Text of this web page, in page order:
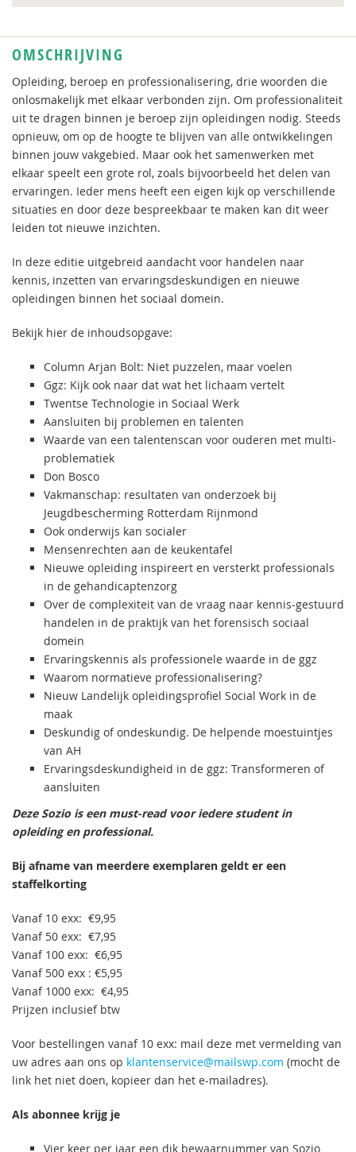
OMSCHRIJVING
Opleiding, beroep en professionalisering, drie woorden die
onlosmakelijk met elkaar verbonden zijn. Om professionaliteit
uit te dragen binnen je beroep zijn opleidingen nodig. Steeds
opnieuw, om op de hoogte te blijven van alle ontwikkelingen
binnen jouw vakgebied. Maar ook het samenwerken met
elkaar speelt een grote rol, zoals bijvoorbeeld het delen van
ervaringen. Ieder mens heeft een eigen kijk op verschillende
situaties en door deze bespreekbaar te maken kan dit weer
leiden tot nieuwe inzichten.
In deze editie uitgebreid aandacht voor handelen naar
kennis, inzetten van ervaringsdeskundigen en nieuwe
opleidingen binnen het sociaal domein.
Bekijk hier de inhoudsopgave:
Column Arjan Bolt: Niet puzzelen, maar voelen
Ggz: Kijk ook naar dat wat het lichaam vertelt
Twentse Technologie in Sociaal Werk
Aansluiten bij problemen en talenten
Waarde van een talentenscan voor ouderen met multi-
problematiek
Don Bosco
Vakmanschap: resultaten van onderzoek bij
Jeugdbescherming Rotterdam Rijnmond
Ook onderwijs kan socialer
Mensenrechten aan de keukentafel
Nieuwe opleiding inspireert en versterkt professionals
in de gehandicaptenzorg
Over de complexiteit van de vraag naar kennis-gestuurd
handelen in de praktijk van het forensisch sociaal
domein
Ervaringskennis als professionele waarde in de ggz
Waarom normatieve professionalisering?
Nieuw Landelijk opleidingsprofiel Social Work in de
maak
Deskundig of ondeskundig. De helpende moestuintjes
van AH
Ervaringsdeskundigheid in de ggz: Transformeren of
aansluiten
Deze Sozio is een must-read voor iedere student in
opleiding en professional.
Bij afname van meerdere exemplaren geldt er een
staffelkorting
Vanaf 10 exx: €9,95
Vanaf 50 exx: €7,95
Vanaf 100 exx: €6,95
Vanaf 500 exx : €5,95
Vanaf 1000 exx: €4,95
Prijzen inclusief btw
Voor bestellingen vanaf 10 exx: mail deze met vermelding van
uw adres aan ons op klantenservice@mailswp.com (mocht de
link het niet doen, kopieer dan het e-mailadres).
Als abonnee krijg je
Vier keer per jaar een dik bewaarnummer van Sozio